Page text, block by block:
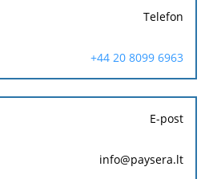
Telefon
+44 20 8099 6963
E-post
info@paysera.lt